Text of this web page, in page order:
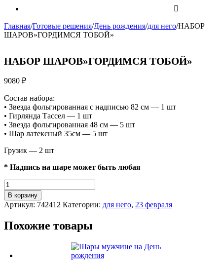
Главная/Готовые решения/День рождения/для него/НАБОР
ШАРОВ»ГОРДИМСЯ ТОБОЙ»
НАБОР ШАРОВ»ГОРДИМСЯ ТОБОЙ»
9080 ₽
Состав набора:
• Звезда фольгированная с надписью 82 см — 1 шт
• Гирлянда Тассел — 1 шт
• Звезда фольгированная 48 см — 5 шт
• Шар латексный 35см — 5 шт
Грузик — 2 шт
* Надпись на шаре может быть любая
Количество
НАБОР
ШАРОВ"ГОРДИМСЯ
ТОБОЙ"
В корзину
Артикул: 742412 Категории: для него, 23 февраля
Похожие товары